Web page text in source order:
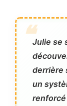
Julie se
derrière
un
renforcé